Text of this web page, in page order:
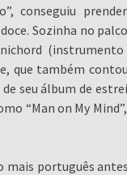
conseguiu
Sozinha no
(instrumento
que também
seu álbum de
“Man on My Mind”,
mais português